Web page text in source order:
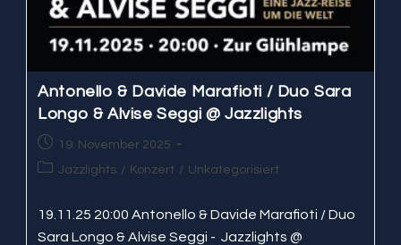
Antonello & Davide Marafioti / Duo Sara
Longo & Alvise Seggi @ Jazzlights
Beitrag
veröffentlicht:
19. November 2025
Beitrags-
Jazzlights / Konzert / Unkategorisiert
19.11.25 20:00 Antonello & Davide Marafioti / Duo
Sara Longo & Alvise Seggi - Jazzlights @